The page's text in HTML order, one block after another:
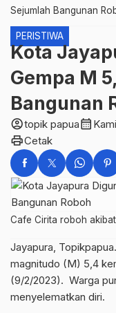
Sejumlah Bangunan
PERISTIWA
Kota
Gempa M
Bangunan
account_circletopik papuacalendar_month
printCetak
Cafe Cirita roboh
Jayapura,
magnitudo (M) 5,4
(9/2/2023). Warga
menyelematkan diri.